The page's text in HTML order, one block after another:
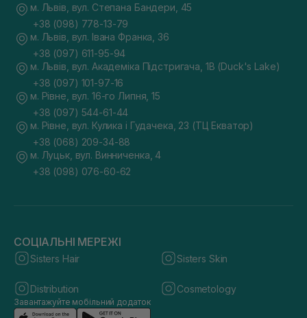
м. Львів, вул. Степана Бандери, 45
+38 (098) 778-13-79
м. Львів, вул. Івана Франка, 36
+38 (097) 611-95-94
м. Львів, вул. Академіка Підстригача, 1В (Duck's Lake)
+38 (097) 101-97-16
м. Рівне, вул. 16-го Липня, 15
+38 (097) 544-61-44
м. Рівне, вул. Кулика і Гудачека, 23 (ТЦ Екватор)
+38 (068) 209-34-88
м. Луцьк, вул. Винниченка, 4
+38 (098) 076-60-62
СОЦІАЛЬНІ МЕРЕЖІ
Sisters Hair Sisters Skin
Distribution Cosmetology
Завантажуйте мобільний додаток